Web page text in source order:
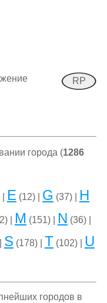
RP
города (1286
E (12) | G (37) | H
| M (151) | N (36) |
S (178) | T (102) | U
городов в